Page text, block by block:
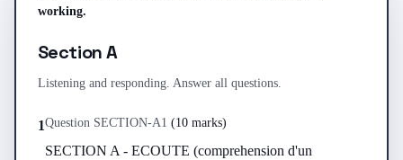
working.
Section A
Listening and responding. Answer all questions.
1Question SECTION-A1 (10 marks)
SECTION A - ECOUTE (comprehension d'un